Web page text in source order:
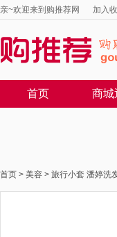
亲~欢迎来到购推荐网 加入
首页 商城
首页 > 美容 > 旅行小套 潘婷洗